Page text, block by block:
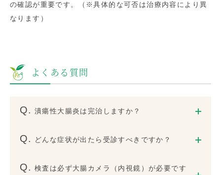
の確認が重要です。（※具体的な可否は治療内容により異
なります）
よくある質問
潰瘍性大腸炎は完治しますか？
どんな症状が出たら受診すべきですか？
検査は必ず大腸カメラ（内視鏡）が必要です